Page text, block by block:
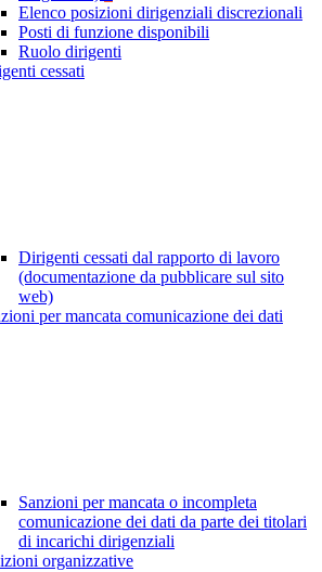
Elenco posizioni dirigenziali discrezionali
Posti di funzione disponibili
Ruolo dirigenti
cessati
Dirigenti cessati dal rapporto di lavoro
(documentazione da pubblicare sul sito
web)
per mancata comunicazione dei dati
Sanzioni per mancata o incompleta
comunicazione dei dati da parte dei titolari
di incarichi dirigenziali
organizzative